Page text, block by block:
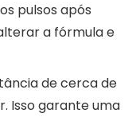
pulsos após
a fórmula e
de cerca de
Isso garante uma